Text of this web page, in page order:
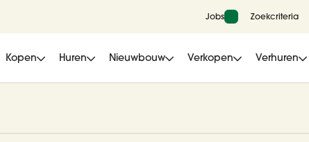
Jobs Zoekcriteria
Kopen Huren Nieuwbouw Verkopen Verhuren